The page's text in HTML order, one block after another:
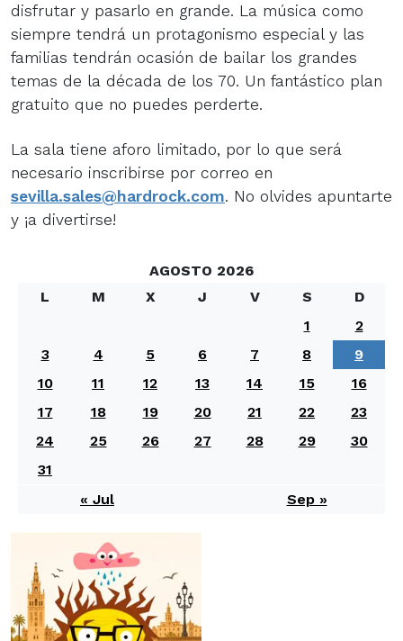
disfrutar y pasarlo en grande. La música como
siempre tendrá un protagonismo especial y las
familias tendrán ocasión de bailar los grandes
temas de la década de los 70. Un fantástico plan
gratuito que no puedes perderte.
La sala tiene aforo limitado, por lo que será
necesario inscribirse por correo en
sevilla.sales@hardrock.com. No olvides apuntarte
y ¡a divertirse!
AGOSTO 2026
L
M X J V S
D
1
2
3
4 5 6 7 8
9
10
11 12 13 14 15
16
17
18 19 20 21 22
23
24
25 26 27 28 29
30
31
« Jul
Sep »